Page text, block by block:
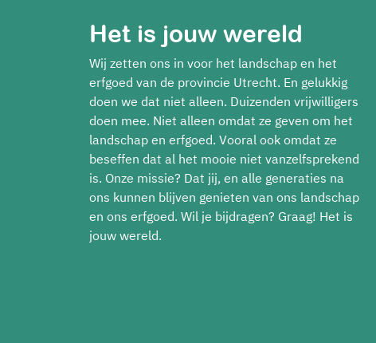
Het is jouw wereld
Wij zetten ons in voor het landschap en het
erfgoed van de provincie Utrecht. En gelukkig
doen we dat niet alleen. Duizenden vrijwilligers
doen mee. Niet alleen omdat ze geven om het
landschap en erfgoed. Vooral ook omdat ze
beseffen dat al het mooie niet vanzelfsprekend
is. Onze missie? Dat jij, en alle generaties na
ons kunnen blijven genieten van ons landschap
en ons erfgoed. Wil je bijdragen? Graag! Het is
jouw wereld.